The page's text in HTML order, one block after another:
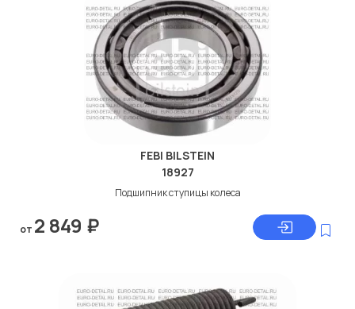
FEBI BILSTEIN
18927
Подшипник ступицы колеса
от 2 849 ₽